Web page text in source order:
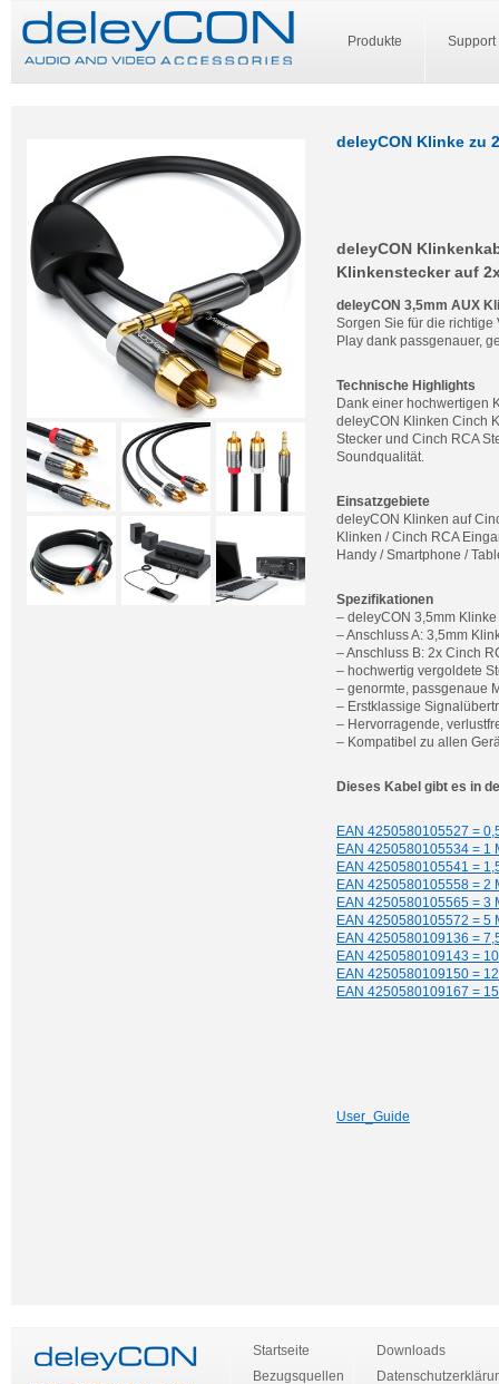
Produkte Support
deleyCON Klinke zu
deleyCON
Klinkenstecker auf
deleyCON 3,5mm AUX
Sorgen Sie für die richtige
Play dank passgenauer,
Technische Highlights
Dank einer hochwertigen
deleyCON Klinken Cinch
Stecker und Cinch RCA
Soundqualität.
Einsatzgebiete
deleyCON Klinken auf
Klinken / Cinch RCA
Handy / Smartphone /
Spezifikationen
– deleyCON 3,5mm
– Anschluss A: 3,5mm
– Anschluss B: 2x Cinch
– hochwertig vergoldete
– genormte, passgenaue
– Erstklassige
– Hervorragende,
– Kompatibel zu allen
Dieses Kabel gibt es in
EAN 4250580105527 =
EAN 4250580105534 = 1
EAN 4250580105541 =
EAN 4250580105558 = 2
EAN 4250580105565 = 3
EAN 4250580105572 = 5
EAN 4250580109136 =
EAN 4250580109143 =
EAN 4250580109150 =
EAN 4250580109167 =
User_Guide
Startseite
Bezugsquellen
Downloads